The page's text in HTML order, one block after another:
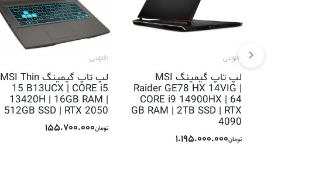
لپ تاپ گیمینگ MSI
Raider GE78 HX 14VIG |
CORE i9 14900HX | 64
GB RAM | 2TB SSD | RTX
4090
تومان1.195.000.000
1 گارانتی
لپ تاپ گیمینگ MSI Thin
15 B13UCX | CORE i5
13420H | 16GB RAM |
512GB SSD | RTX 2050
تومان155.700.000